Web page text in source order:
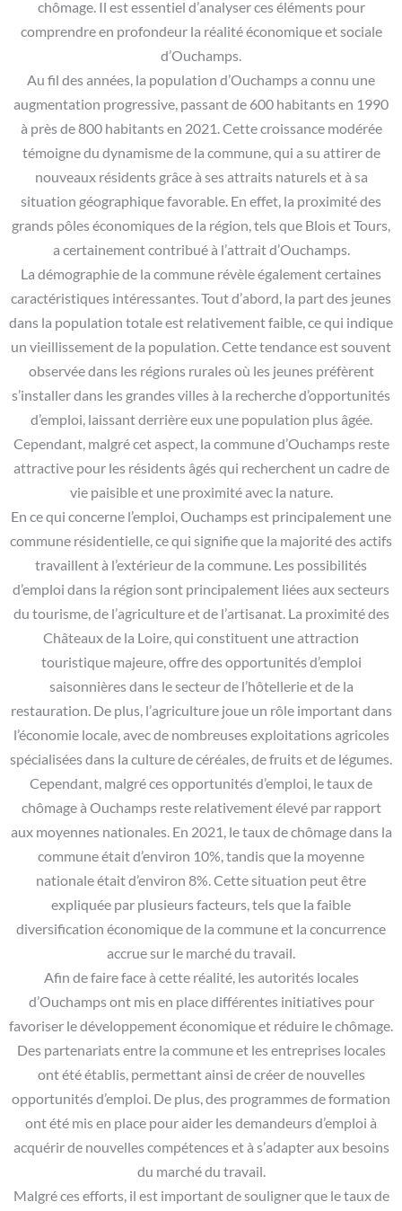
chômage. Il est essentiel d’analyser ces éléments pour
comprendre en profondeur la réalité économique et sociale
d’Ouchamps.
Au fil des années, la population d’Ouchamps a connu une
augmentation progressive, passant de 600 habitants en 1990
à près de 800 habitants en 2021. Cette croissance modérée
témoigne du dynamisme de la commune, qui a su attirer de
nouveaux résidents grâce à ses attraits naturels et à sa
situation géographique favorable. En effet, la proximité des
grands pôles économiques de la région, tels que Blois et Tours,
a certainement contribué à l’attrait d’Ouchamps.
La démographie de la commune révèle également certaines
caractéristiques intéressantes. Tout d’abord, la part des jeunes
dans la population totale est relativement faible, ce qui indique
un vieillissement de la population. Cette tendance est souvent
observée dans les régions rurales où les jeunes préfèrent
s’installer dans les grandes villes à la recherche d’opportunités
d’emploi, laissant derrière eux une population plus âgée.
Cependant, malgré cet aspect, la commune d’Ouchamps reste
attractive pour les résidents âgés qui recherchent un cadre de
vie paisible et une proximité avec la nature.
En ce qui concerne l’emploi, Ouchamps est principalement une
commune résidentielle, ce qui signifie que la majorité des actifs
travaillent à l’extérieur de la commune. Les possibilités
d’emploi dans la région sont principalement liées aux secteurs
du tourisme, de l’agriculture et de l’artisanat. La proximité des
Châteaux de la Loire, qui constituent une attraction
touristique majeure, offre des opportunités d’emploi
saisonnières dans le secteur de l’hôtellerie et de la
restauration. De plus, l’agriculture joue un rôle important dans
l’économie locale, avec de nombreuses exploitations agricoles
spécialisées dans la culture de céréales, de fruits et de légumes.
Cependant, malgré ces opportunités d’emploi, le taux de
chômage à Ouchamps reste relativement élevé par rapport
aux moyennes nationales. En 2021, le taux de chômage dans la
commune était d’environ 10%, tandis que la moyenne
nationale était d’environ 8%. Cette situation peut être
expliquée par plusieurs facteurs, tels que la faible
diversification économique de la commune et la concurrence
accrue sur le marché du travail.
Afin de faire face à cette réalité, les autorités locales
d’Ouchamps ont mis en place différentes initiatives pour
favoriser le développement économique et réduire le chômage.
Des partenariats entre la commune et les entreprises locales
ont été établis, permettant ainsi de créer de nouvelles
opportunités d’emploi. De plus, des programmes de formation
ont été mis en place pour aider les demandeurs d’emploi à
acquérir de nouvelles compétences et à s’adapter aux besoins
du marché du travail.
Malgré ces efforts, il est important de souligner que le taux de